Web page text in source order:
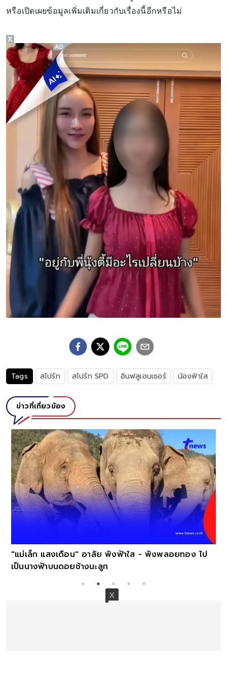
หรือเปิดเผยข้อมูลเพิ่มเติมเกี่ยวกับเรื่องนี้อีกหรือไม่
Tags สไปร์ท สไปร์ท SPD อินฟลูเอนเซอร์ น้องฟ้าใส
ข่าวที่เกี่ยวข้อง
"แม่เล็ก แสงเดือน" อาลัย พังฟ้าใส - พังพลอยทอง ไป
เป็นนางฟ้าบนดอยช้างนะลูก
X